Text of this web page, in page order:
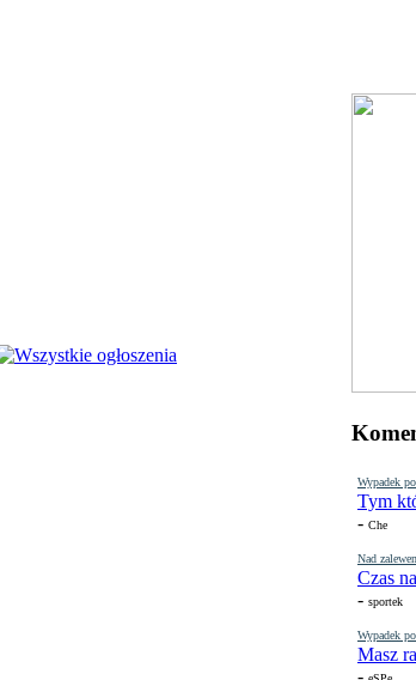
Wypadek
Tym
- Che
Nad
Czas
- sportek
Wypadek
Masz
-